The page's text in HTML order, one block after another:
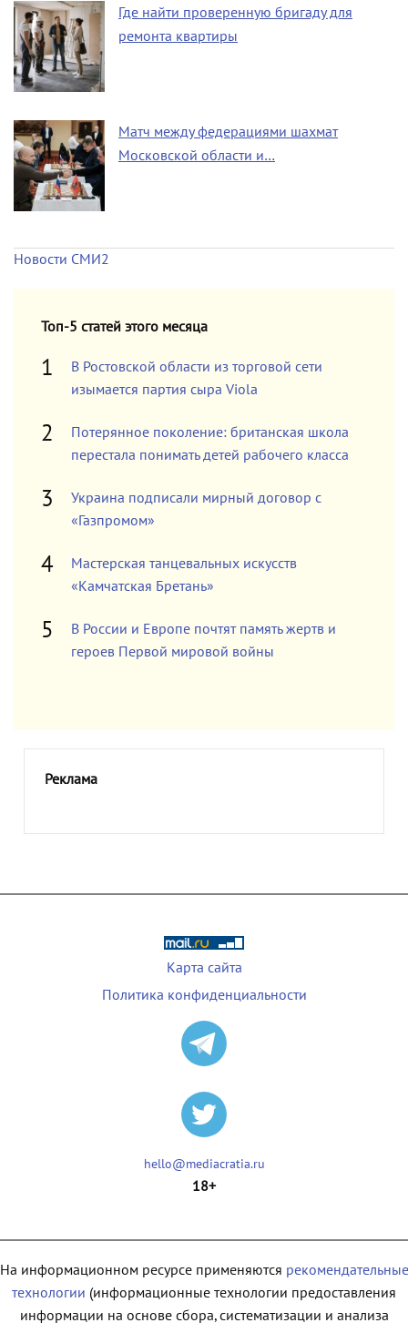
Где найти проверенную бригаду для
ремонта квартиры
Матч между федерациями шахмат
Московской области и…
Новости СМИ2
Топ-5 статей этого месяца
В Ростовской области из торговой сети
изымается партия сыра Viola
Потерянное поколение: британская школа
перестала понимать детей рабочего класса
Украина подписали мирный договор с
«Газпромом»
Мастерская танцевальных искусств
«Камчатская Бретань»
В России и Европе почтят память жертв и
героев Первой мировой войны
Реклама
Карта сайта
Политика конфиденциальности
hello@mediacratia.ru
18+
На информационном ресурсе применяются рекомендательные
технологии (информационные технологии предоставления
информации на основе сбора, систематизации и анализа